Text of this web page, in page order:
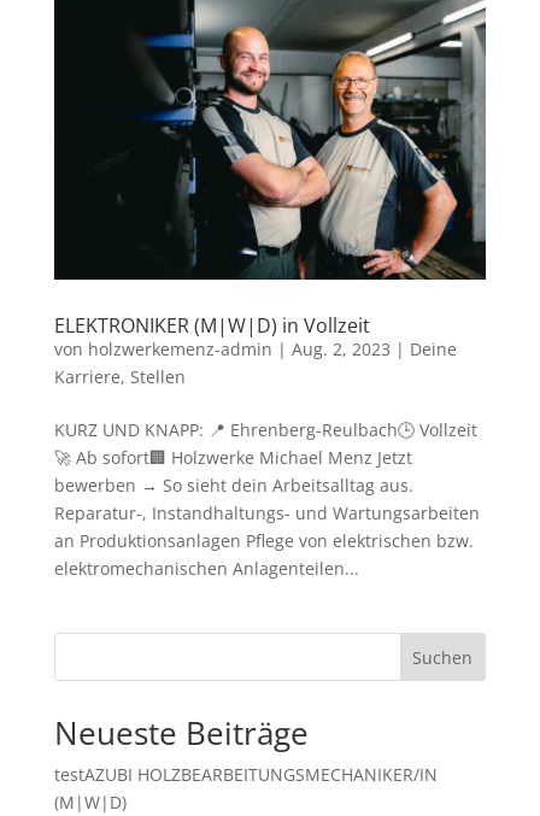
ELEKTRONIKER (M|W|D) in Vollzeit
von holzwerkemenz-admin | Aug. 2, 2023 | Deine
Karriere, Stellen
KURZ UND KNAPP: 📍 Ehrenberg-Reulbach🕒 Vollzeit
🚀 Ab sofort🏢 Holzwerke Michael Menz Jetzt
bewerben → So sieht dein Arbeitsalltag aus.
Reparatur-, Instandhaltungs- und Wartungsarbeiten
an Produktionsanlagen Pflege von elektrischen bzw.
elektromechanischen Anlagenteilen...
Suchen
Neueste Beiträge
testAZUBI HOLZBEARBEITUNGS­MECHANIKER/IN
(M|W|D)